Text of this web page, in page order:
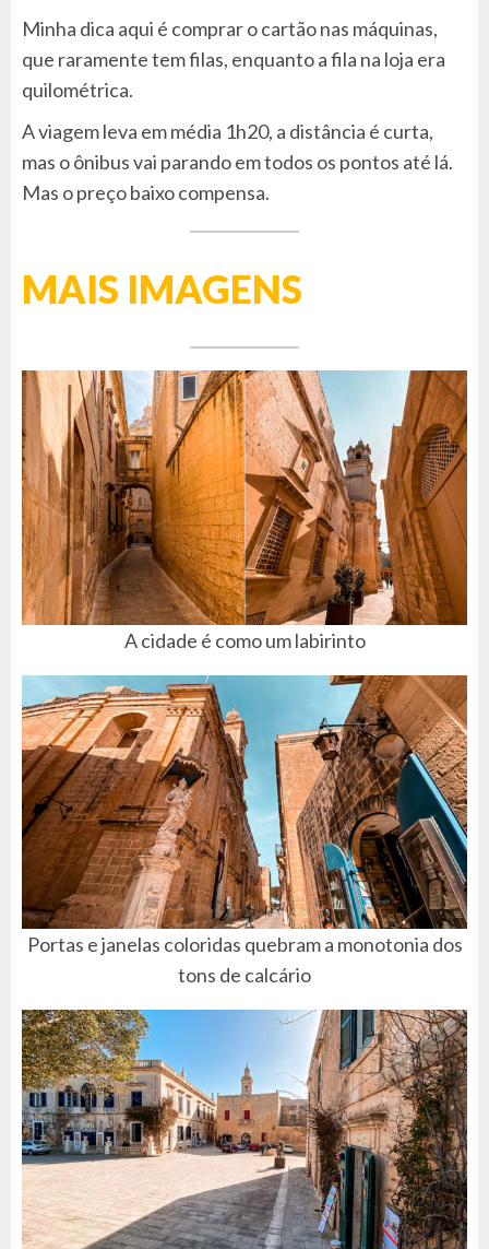
Minha dica aqui é comprar o cartão nas máquinas,
que raramente tem filas, enquanto a fila na loja era
quilométrica.
A viagem leva em média 1h20, a distância é curta,
mas o ônibus vai parando em todos os pontos até lá.
Mas o preço baixo compensa.
MAIS IMAGENS
A cidade é como um labirinto
Portas e janelas coloridas quebram a monotonia dos
tons de calcário